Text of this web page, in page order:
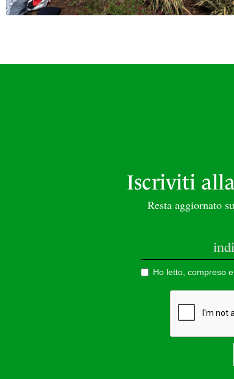
Iscriviti
Resta aggiornato
Ho letto, compreso